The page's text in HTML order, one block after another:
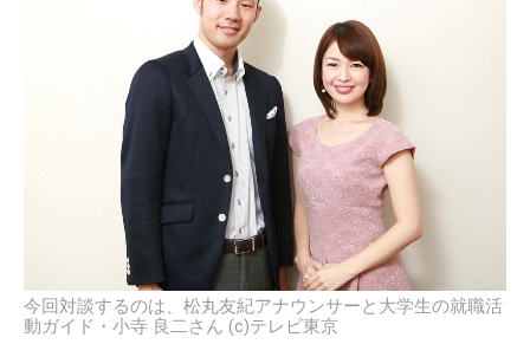
今回対談するのは、松丸友紀アナウンサーと大学生の就職活
動ガイド・小寺 良二さん (c)テレビ東京